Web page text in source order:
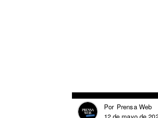
Prensa Web
Por